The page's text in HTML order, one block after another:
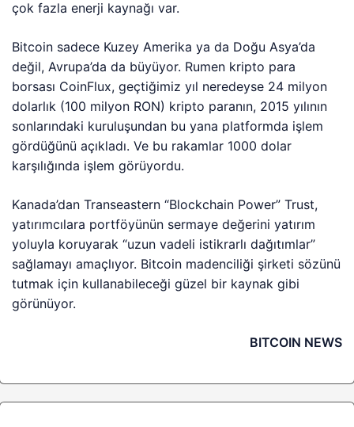
çok fazla enerji kaynağı var.
Bitcoin sadece Kuzey Amerika ya da Doğu Asya’da
değil, Avrupa’da da büyüyor. Rumen kripto para
borsası CoinFlux, geçtiğimiz yıl neredeyse 24 milyon
dolarlık (100 milyon RON) kripto paranın, 2015 yılının
sonlarındaki kuruluşundan bu yana platformda işlem
gördüğünü açıkladı. Ve bu rakamlar 1000 dolar
karşılığında işlem görüyordu.
Kanada’dan Transeastern “Blockchain Power” Trust,
yatırımcılara portföyünün sermaye değerini yatırım
yoluyla koruyarak “uzun vadeli istikrarlı dağıtımlar”
sağlamayı amaçlıyor. Bitcoin madenciliği şirketi sözünü
tutmak için kullanabileceği güzel bir kaynak gibi
görünüyor.
BITCOIN NEWS